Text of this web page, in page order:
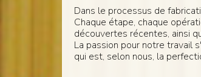
Dans le processus de
Chaque étape, chaque
découvertes récentes, ainsi
La passion pour notre travail
qui est, selon nous, la